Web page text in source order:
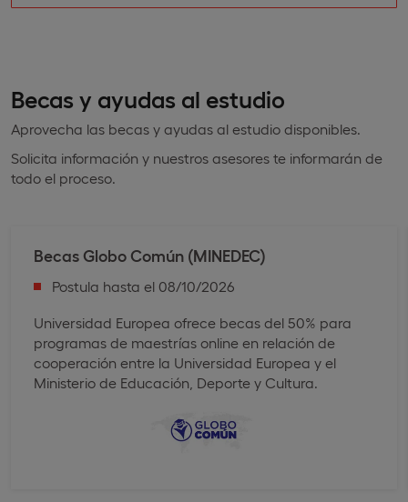
Becas y ayudas al estudio
Aprovecha las becas y ayudas al estudio disponibles.
Solicita información y nuestros asesores te informarán de
todo el proceso.
Becas Globo Común (MINEDEC)
Postula hasta el 08/10/2026
Universidad Europea ofrece becas del 50% para
programas de maestrías online en relación de
cooperación entre la Universidad Europea y el
Ministerio de Educación, Deporte y Cultura.